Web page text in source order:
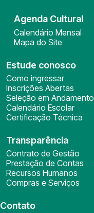
Agenda Cultural
Calendário Mensal
Mapa do Site
Estude conosco
Como ingressar
Inscrições Abertas
Seleção em Andamento
Calendário Escolar
Certificação Técnica
Transparência
Contrato de Gestão
Prestação de Contas
Recursos Humanos
Compras e Serviços
Contato